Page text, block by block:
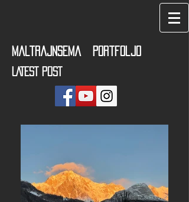
maltrajnsema portfoljo
LATEST POST